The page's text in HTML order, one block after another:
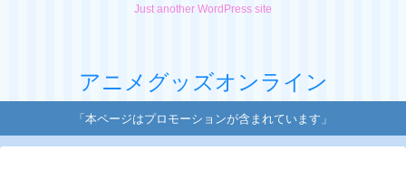
Just another WordPress site
アニメグッズオンライン
「本ページはプロモーションが含まれています」